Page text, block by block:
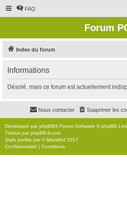
FAQ
Forum
Index du forum
Informations
Désolé, mais ce forum est actuellement
Supprimer les
Nous contacter
Développé parphpBB® Forum Software © phpBB
Traduit parphpBB-fr.com
Style proflat par ©Mazeltof 2017
Confidentialité | Conditions